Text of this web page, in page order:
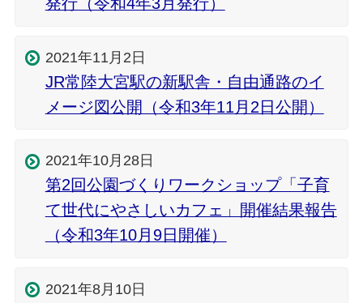
発行（令和4年3月発行）
2021年11月2日
JR常陸大宮駅の新駅舎・自由通路のイ
メージ図公開（令和3年11月2日公開）
2021年10月28日
第2回公園づくりワークショップ「子育
て世代にやさしいカフェ」開催結果報告
（令和3年10月9日開催）
2021年8月10日